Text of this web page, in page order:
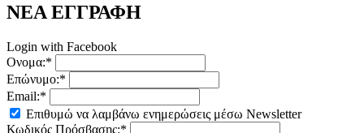
ΝΕΑ ΕΓΓΡΑΦΗ
Login with Facebook
Ονομα:*
Επώνυμο:*
Email:*
Επιθυμώ να λαμβάνω ενημερώσεις μέσω Newsletter
Κωδικός Πρόσβασης:*